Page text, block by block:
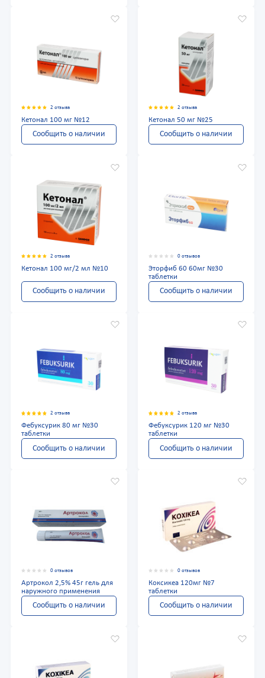
2 отзыва
Кетонал 100 мг №12
Сообщить о наличии
2 отзыва
Кетонал 50 мг №25
Сообщить о наличии
2 отзыва
Кетонал 100 мг/2 мл №10
Сообщить о наличии
0 отзывов
Эторфиб 60 60мг №30
таблетки
Сообщить о наличии
2 отзыва
Фебуксурик 80 мг №30
таблетки
Сообщить о наличии
2 отзыва
Фебуксурик 120 мг №30
таблетки
Сообщить о наличии
0 отзывов
Артрокол 2,5% 45г гель для
наружного применения
Сообщить о наличии
0 отзывов
Коксикеа 120мг №7
таблетки
Сообщить о наличии